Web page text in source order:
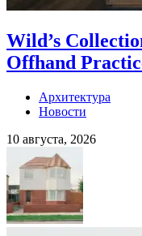
Wild’s
Offhand
Архитектура
Новости
10 августа, 2026